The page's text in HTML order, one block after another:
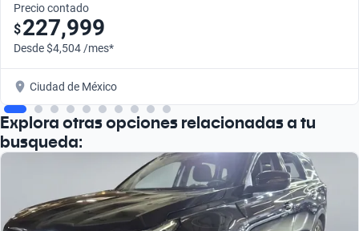
Precio contado
$227,999
Desde $4,504 /mes*
Ciudad de México
Explora otras opciones relacionadas a tu
busqueda: